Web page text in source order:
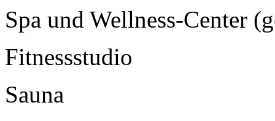
Spa und Wellness-Center
Fitnessstudio
Sauna